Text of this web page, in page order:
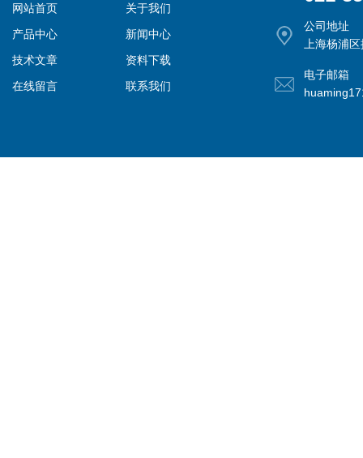
网站首页
关于我们
产品中心
新闻中心
技术文章
资料下载
在线留言
联系我们
公司地址
上海杨浦
电子邮箱